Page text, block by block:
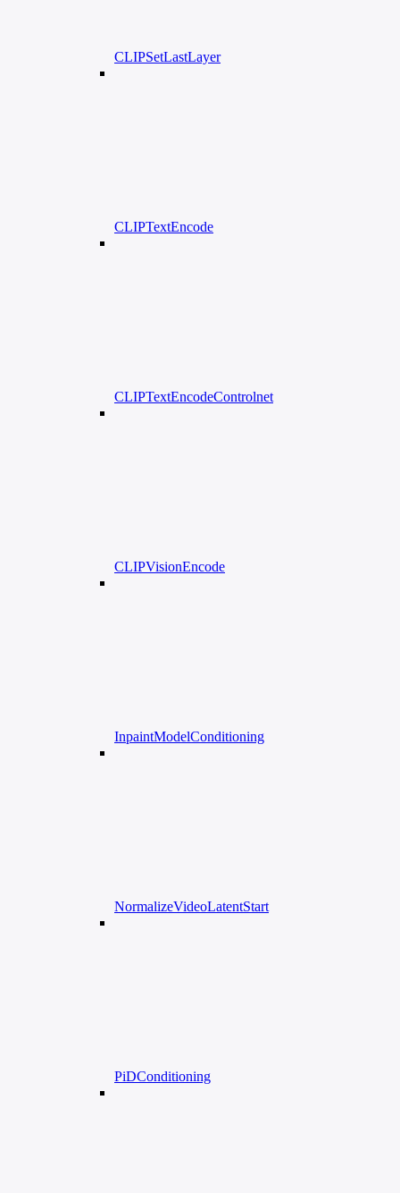
CLIPSetLastLayer
CLIPTextEncode
CLIPTextEncodeControlnet
CLIPVisionEncode
InpaintModelConditioning
NormalizeVideoLatentStart
PiDConditioning